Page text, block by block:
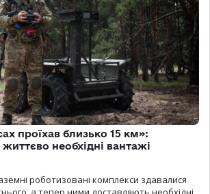
проїхав близько 15 км»:
необхідні вантажі
роботизовані комплекси здавалися